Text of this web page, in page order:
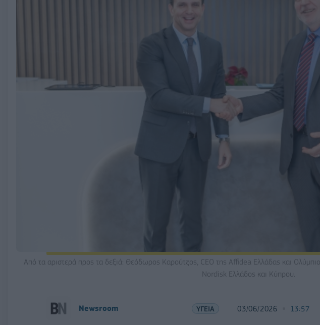
Από τα αριστερά προς τα δεξιά: Θεόδωρος Καρούτζος, CEO της Affidea Ελλάδας και
Nordisk Ελλάδος και Κύπρου.
Νewsroom ΥΓΕΙΑ 03/06/2026 13:57